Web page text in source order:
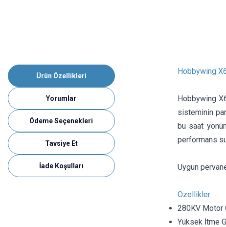
Ürün Özellikleri
Yorumlar
Ödeme Seçenekleri
Tavsiye Et
İade Koşulları
Hobbywing
Hobbywing
sisteminin
bu saat
performans
Uygun
Özellikler
280KV Motor
Yüksek İtme